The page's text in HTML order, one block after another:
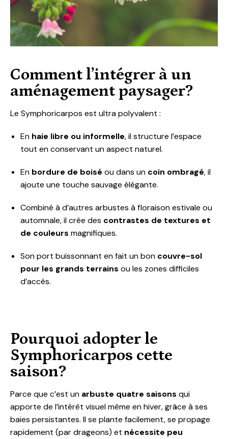
Comment l’intégrer à un
aménagement paysager?
Le Symphoricarpos est ultra polyvalent :
En haie libre ou informelle, il structure l’espace
tout en conservant un aspect naturel.
En bordure de boisé ou dans un coin ombragé, il
ajoute une touche sauvage élégante.
Combiné à d’autres arbustes à floraison estivale ou
automnale, il crée des contrastes de textures et
de couleurs magnifiques.
Son port buissonnant en fait un bon couvre-sol
pour les grands terrains ou les zones difficiles
d’accès.
Pourquoi adopter le
Symphoricarpos cette
saison?
Parce que c’est un arbuste quatre saisons qui
apporte de l’intérêt visuel même en hiver, grâce à ses
baies persistantes. Il se plante facilement, se propage
rapidement (par drageons) et nécessite peu